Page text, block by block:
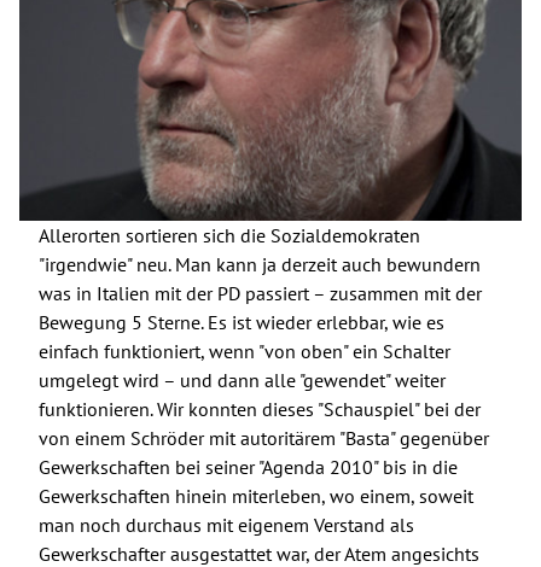
Allerorten sortieren sich die Sozialdemokraten
"irgendwie" neu. Man kann ja derzeit auch bewundern
was in Italien mit der PD passiert – zusammen mit der
Bewegung 5 Sterne. Es ist wieder erlebbar, wie es
einfach funktioniert, wenn "von oben" ein Schalter
umgelegt wird – und dann alle "gewendet" weiter
funktionieren. Wir konnten dieses "Schauspiel" bei der
von einem Schröder mit autoritärem "Basta" gegenüber
Gewerkschaften bei seiner "Agenda 2010" bis in die
Gewerkschaften hinein miterleben, wo einem, soweit
man noch durchaus mit eigenem Verstand als
Gewerkschafter ausgestattet war, der Atem angesichts